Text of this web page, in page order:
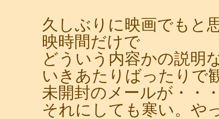
久しぶりに映画でもと
映時間だけで
どういう内容かの説明
いきあたりばったりで
未開封のメールが・・
それにしても寒い。や